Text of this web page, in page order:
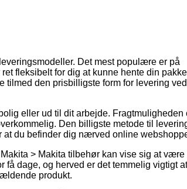
Det mest populære er på
fleksibelt for dig at kunne hente din
tilmed den prisbilligste form for levering
eller ud til dit arbejde. Fragtmuligheden
Den billigste metode til
du befinder dig nærved online
> Makita tilbehør kan vise sig at være
få dage, og herved er det temmelig vigtigt
produkt.